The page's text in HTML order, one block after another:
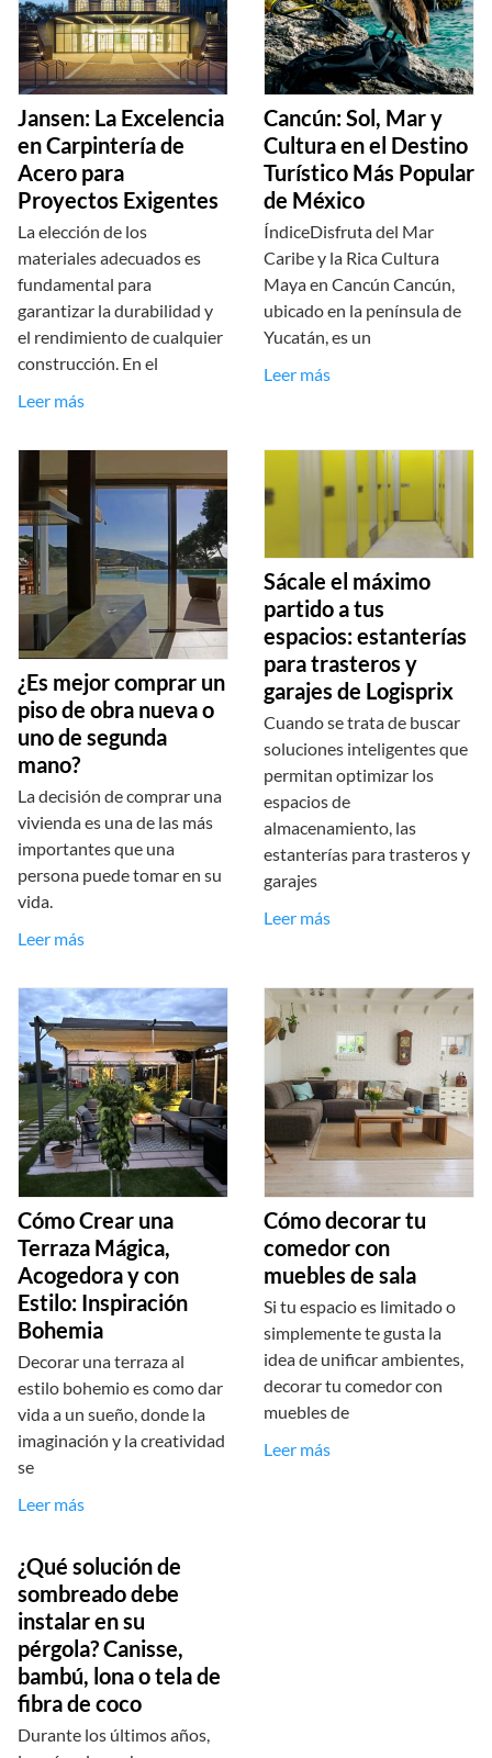
Jansen: La Excelencia
en Carpintería de
Acero para
Proyectos Exigentes
La elección de los
materiales adecuados es
fundamental para
garantizar la durabilidad y
el rendimiento de cualquier
construcción. En el
Leer más
Cancún: Sol, Mar y
Cultura en el Destino
Turístico Más Popular
de México
ÍndiceDisfruta del Mar
Caribe y la Rica Cultura
Maya en Cancún Cancún,
ubicado en la península de
Yucatán, es un
Leer más
¿Es mejor comprar un
piso de obra nueva o
uno de segunda
mano?
La decisión de comprar una
vivienda es una de las más
importantes que una
persona puede tomar en su
vida.
Leer más
Sácale el máximo
partido a tus
espacios: estanterías
para trasteros y
garajes de Logisprix
Cuando se trata de buscar
soluciones inteligentes que
permitan optimizar los
espacios de
almacenamiento, las
estanterías para trasteros y
garajes
Leer más
Cómo Crear una
Terraza Mágica,
Acogedora y con
Estilo: Inspiración
Bohemia
Decorar una terraza al
estilo bohemio es como dar
vida a un sueño, donde la
imaginación y la creatividad
se
Leer más
Cómo decorar tu
comedor con
muebles de sala
Si tu espacio es limitado o
simplemente te gusta la
idea de unificar ambientes,
decorar tu comedor con
muebles de
Leer más
¿Qué solución de
sombreado debe
instalar en su
pérgola? Canisse,
bambú, lona o tela de
fibra de coco
Durante los últimos años,